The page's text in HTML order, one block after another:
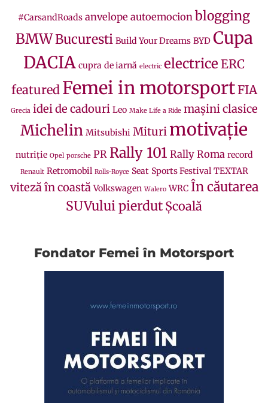
#CarsandRoads anvelope autoemocionblogging
BMWBucuresti Build Your Dreams BYD Cupa
DACIA cupra de iarnă electric electrice ERC
featured Femei in motorsportFIA
Grecia idei de cadouri Leo Make Life a Ride mașini clasice
Michelin Mitsubishi Mituri motivație
nutriție Opel porsche PR Rally 101 Rally Roma record
Renault Retromobil Rolls-Royce Seat Sports Festival TEXTAR
viteză în coastă Volkswagen Walero WRC În căutarea
SUVului pierdut Școală
Fondator Femei în Motorsport